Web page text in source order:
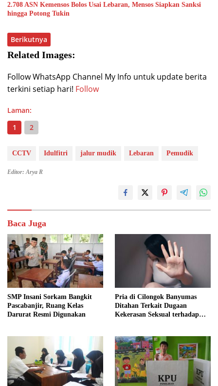
2.708 ASN Kemensos Bolos Usai Lebaran, Mensos Siapkan Sanksi
hingga Potong Tukin
Berikutnya
Related Images:
Follow WhatsApp Channel My Info untuk update berita
terkini setiap hari! Follow
Laman:
1
2
CCTV Idulfitri jalur mudik Lebaran Pemudik
Editor: Arya R
Baca Juga
SMP Insani Sorkam Bangkit
Pascabanjir, Ruang Kelas
Darurat Resmi Digunakan
Pria di Cilongok Banyumas
Ditahan Terkait Dugaan
Kekerasan Seksual terhadap